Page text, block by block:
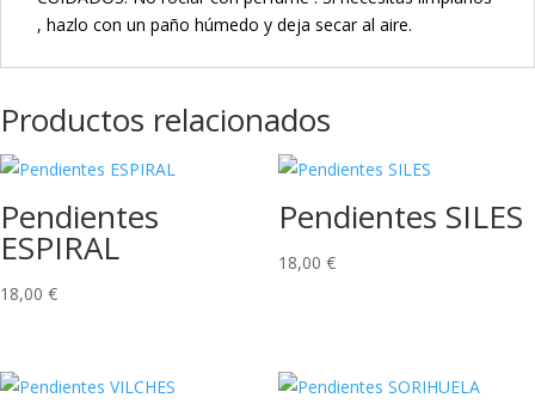
, hazlo con un paño húmedo y deja secar al aire.
Productos relacionados
Pendientes
ESPIRAL
18,00 €
Pendientes SILES
18,00 €